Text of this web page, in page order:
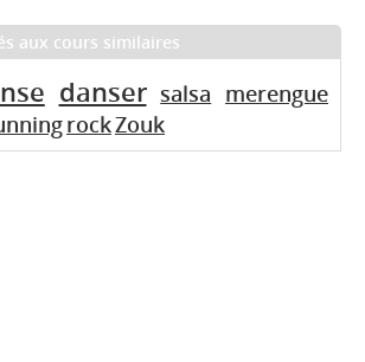
aux cours similaires
danser salsa merengue
rockZouk